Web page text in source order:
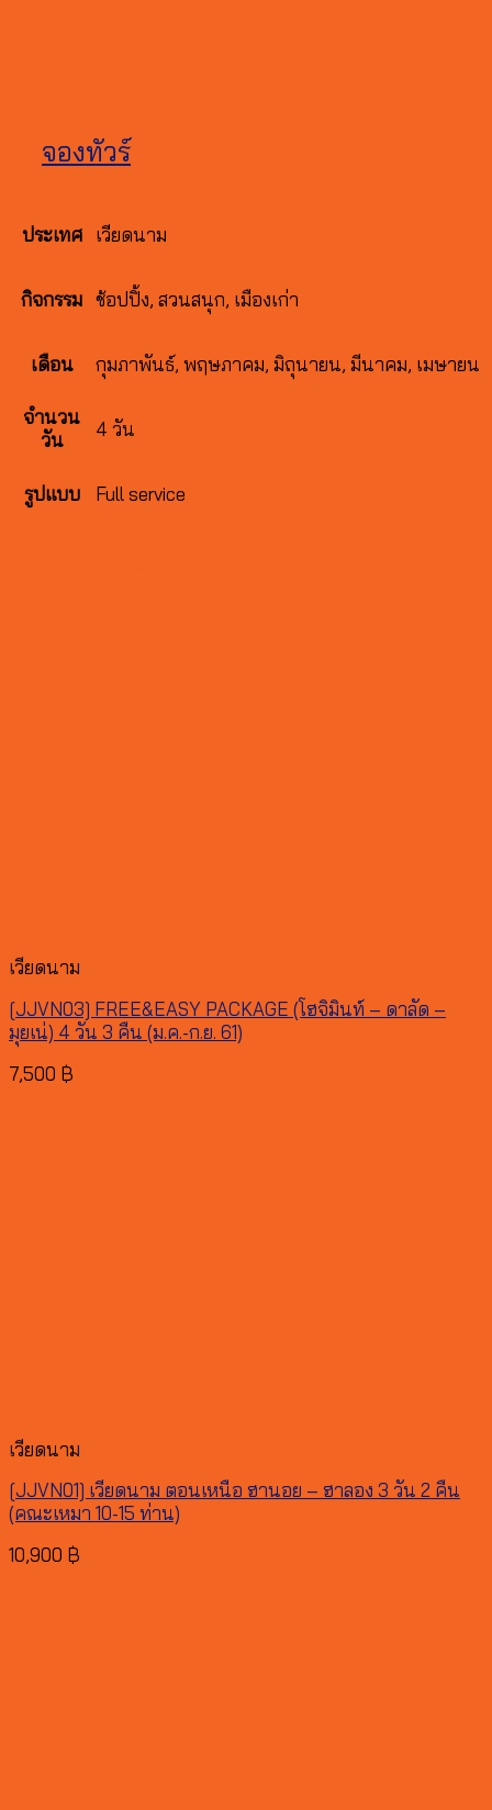
จองทัวร์
ประเทศ เวียดนาม
กิจกรรม ช้อปปิ้ง, สวนสนุก, เมืองเก่า
เดือน กุมภาพันธ์, พฤษภาคม, มิถุนายน, มีนาคม, เมษายน
จำนวน
วัน
4 วัน
รูปแบบ Full service
เวียดนาม
[JJVN03] FREE&EASY PACKAGE (โฮจิมินท์ – ดาลัด –
มุยเน่) 4 วัน 3 คืน (ม.ค.-ก.ย. 61)
7,500 ฿
เวียดนาม
[JJVN01] เวียดนาม ตอนเหนือ ฮานอย – ฮาลอง 3 วัน 2 คืน
(คณะเหมา 10-15 ท่าน)
10,900 ฿